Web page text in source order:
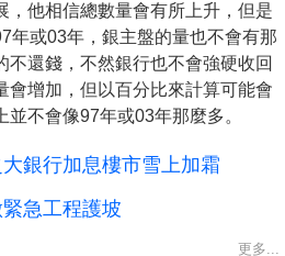
，他相信總數量會有所上升，但是
年或03年，銀主盤的量也不會有那
不還錢，不然銀行也不會強硬收回
會增加，但以百分比來計算可能會
不會像97年或03年那麼多。
銀行加息樓市雪上加霜
急工程護坡
更多...